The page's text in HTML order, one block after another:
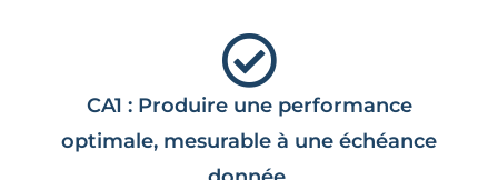
CA1 : Produire une performance
optimale, mesurable à une échéance